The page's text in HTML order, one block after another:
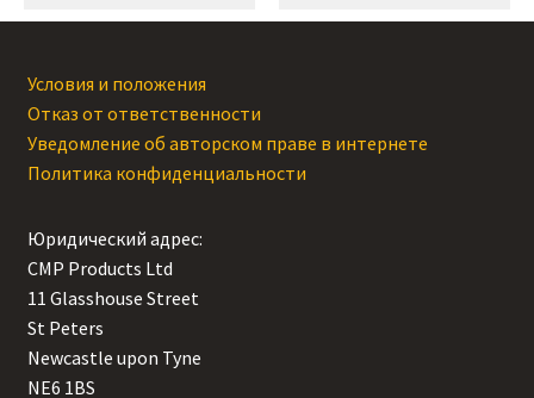
Условия и положения
Отказ от ответственности
Уведомление об авторском праве в интернете
Политика конфиденциальности
Юридический адрес:
CMP Products Ltd
11 Glasshouse Street
,St Peters
,Newcastle upon Tyne
,NE6 1BS